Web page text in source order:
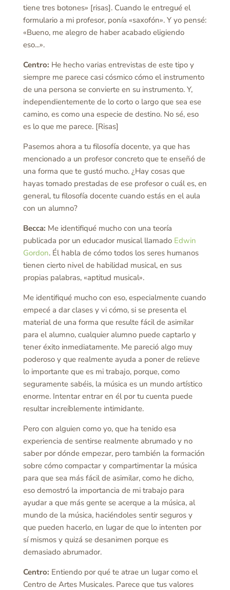
tiene tres botones» [risas]. Cuando le entregué el
formulario a mi profesor, ponía «saxofón». Y yo pensé:
«Bueno, me alegro de haber acabado eligiendo
eso...».
Centro: He hecho varias entrevistas de este tipo y
siempre me parece casi cósmico cómo el instrumento
de una persona se convierte en su instrumento. Y,
independientemente de lo corto o largo que sea ese
camino, es como una especie de destino. No sé, eso
es lo que me parece. [Risas]
Pasemos ahora a tu filosofía docente, ya que has
mencionado a un profesor concreto que te enseñó de
una forma que te gustó mucho. ¿Hay cosas que
hayas tomado prestadas de ese profesor o cuál es, en
general, tu filosofía docente cuando estás en el aula
con un alumno?
Becca: Me identifiqué mucho con una teoría
publicada por un educador musical llamado Edwin
Gordon. Él habla de cómo todos los seres humanos
tienen cierto nivel de habilidad musical, en sus
propias palabras, «aptitud musical».
Me identifiqué mucho con eso, especialmente cuando
empecé a dar clases y vi cómo, si se presenta el
material de una forma que resulte fácil de asimilar
para el alumno, cualquier alumno puede captarlo y
tener éxito inmediatamente. Me pareció algo muy
poderoso y que realmente ayuda a poner de relieve
lo importante que es mi trabajo, porque, como
seguramente sabéis, la música es un mundo artístico
enorme. Intentar entrar en él por tu cuenta puede
resultar increíblemente intimidante.
Pero con alguien como yo, que ha tenido esa
experiencia de sentirse realmente abrumado y no
saber por dónde empezar, pero también la formación
sobre cómo compactar y compartimentar la música
para que sea más fácil de asimilar, como he dicho,
eso demostró la importancia de mi trabajo para
ayudar a que más gente se acerque a la música, al
mundo de la música, haciéndoles sentir seguros y
que pueden hacerlo, en lugar de que lo intenten por
sí mismos y quizá se desanimen porque es
demasiado abrumador.
Centro: Entiendo por qué te atrae un lugar como el
Centro de Artes Musicales. Parece que tus valores